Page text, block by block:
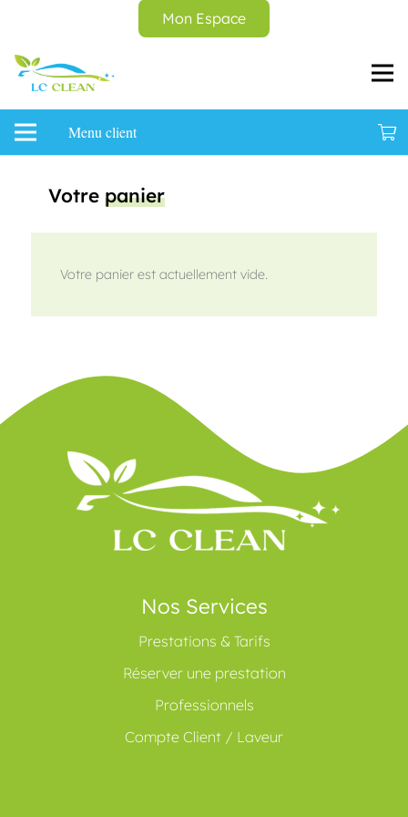
Mon Espace
Menu client
Votre panier
Votre panier est actuellement vide.
Nos Services
Prestations & Tarifs
Réserver une prestation
Professionnels
Compte Client / Laveur